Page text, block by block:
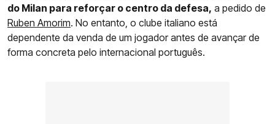
do Milan para reforçar o centro da defesa, a pedido de
Ruben Amorim. No entanto, o clube italiano está
dependente da venda de um jogador antes de avançar de
forma concreta pelo internacional português.